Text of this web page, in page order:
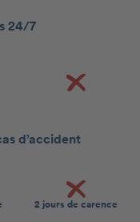
24/7
d’accident
2 jours de carence